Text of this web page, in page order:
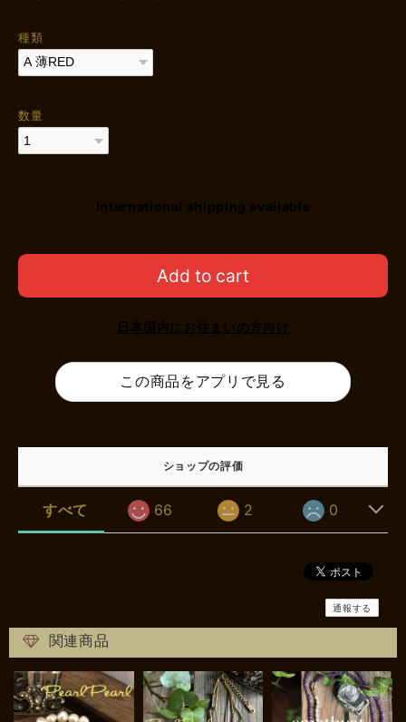
種類
数量
International shipping available
Add to cart
日本国内にお住まいの方向け
この商品をアプリで見る
ショップの評価
すべて 66 2 0
通報する
関連商品